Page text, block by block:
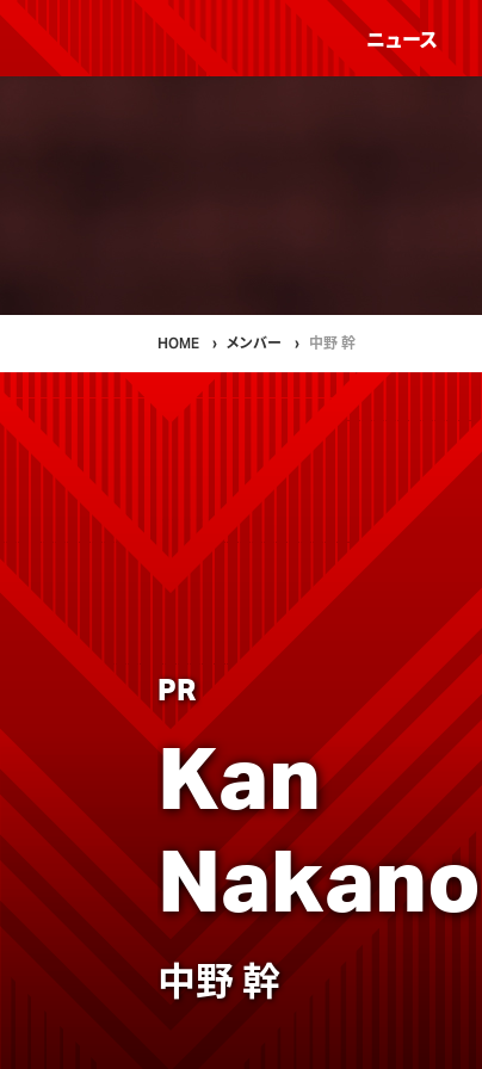
ニュース
HOME メンバー 中野 幹
PR
Kan
Nakano
中野 幹